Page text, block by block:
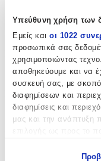
Υπεύθυνη χρήση των
Εμείς και οι 1022
προσωπικά σας
χρησιμοποιώντας
αποθηκεύουμε και να
συσκευή σας, με σκοπό
διαφημίσεων και
διαφημίσεις και
μας και την ανάπτυξη
OEM
Ηλικία:
3+ Ετών
Bristles:
Όχι